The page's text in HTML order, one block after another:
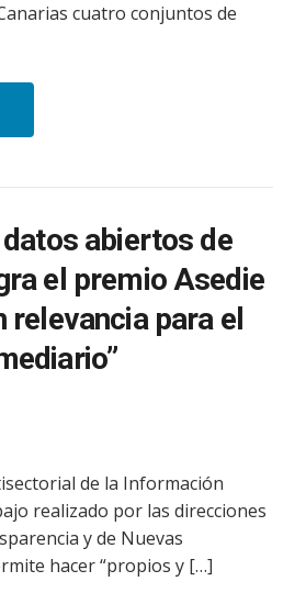
cuatro conjuntos de
abiertos de
el premio Asedie
relevancia para el
de la Información
realizado por las direcciones
y de Nuevas
hacer “propios y […]